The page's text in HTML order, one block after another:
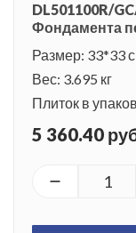
DL501100R/
Фондамента
Размер: 33*33
Вес: 3.695 кг
Плиток в
5 360.40